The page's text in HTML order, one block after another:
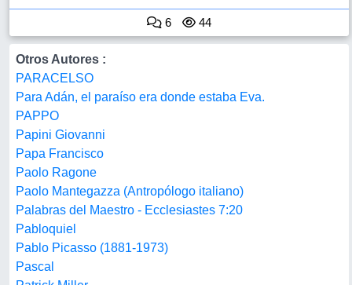
6 44
Otros Autores :
PARACELSO
Para Adán, el paraíso era donde estaba Eva.
PAPPO
Papini Giovanni
Papa Francisco
Paolo Ragone
Paolo Mantegazza (Antropólogo italiano)
Palabras del Maestro - Ecclesiastes 7:20
Pabloquiel
Pablo Picasso (1881-1973)
Pascal